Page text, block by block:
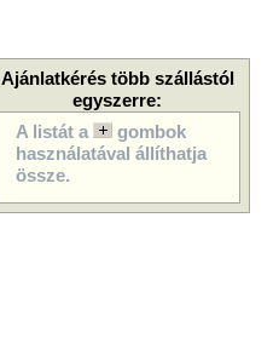
Ajánlatkérés több szállástól
egyszerre:
A listát a
gombok
használatával állíthatja
össze.